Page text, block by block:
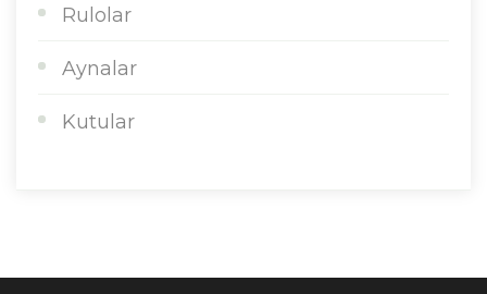
Rulolar
Aynalar
Kutular